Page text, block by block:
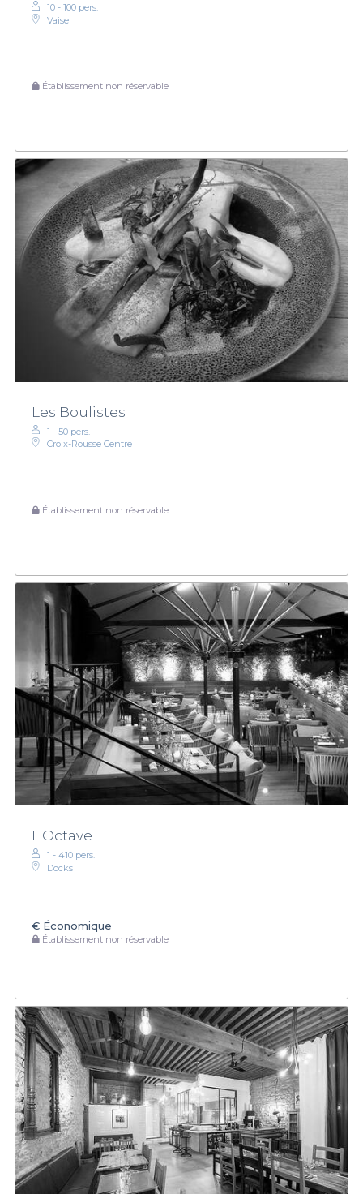
10 - 100 pers.
Vaise
Établissement non réservable
Les Boulistes
1 - 50 pers.
Croix-Rousse Centre
Établissement non réservable
L'Octave
1 - 410 pers.
Docks
€ Économique
Établissement non réservable